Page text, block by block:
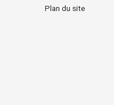
Plan du site